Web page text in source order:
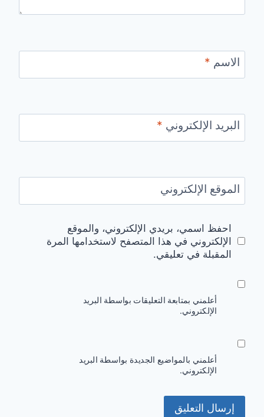
الاسم *
البريد الإلكتروني *
الموقع الإلكتروني
احفظ اسمي، بريدي الإلكتروني، والموقع
الإلكتروني في هذا المتصفح لاستخدامها المرة
المقبلة في تعليقي.
أعلمني بمتابعة التعليقات بواسطة البريد
الإلكتروني.
أعلمني بالمواضيع الجديدة بواسطة البريد
الإلكتروني.